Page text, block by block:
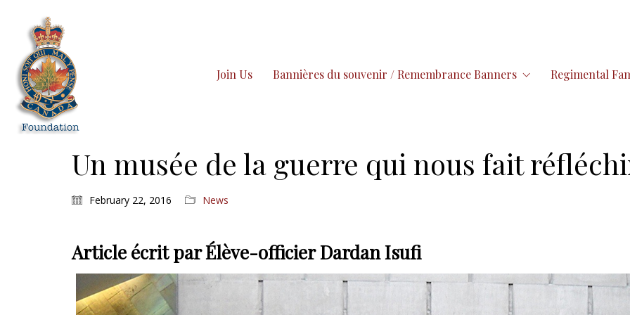
Join Us Bannières du souvenir / Remembrance Banners Regimental
Un musée de la guerre qui nous fait
February 22, 2016 News
Article écrit par Élève-officier Dardan Isufi